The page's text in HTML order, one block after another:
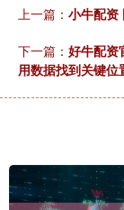
上一篇： 小牛配资
下一篇： 好牛配资
用数据找到关键位